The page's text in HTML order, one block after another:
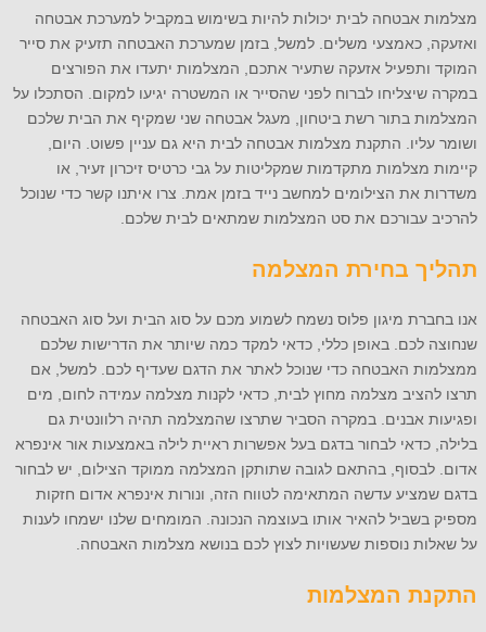
מצלמות אבטחה לבית יכולות להיות בשימוש במקביל למערכת אבטחה
ואזעקה, כאמצעי משלים. למשל, בזמן שמערכת האבטחה תזעיק את סייר
המוקד ותפעיל אזעקה שתעיר אתכם, המצלמות יתעדו את הפורצים
במקרה שיצליחו לברוח לפני שהסייר או המשטרה יגיעו למקום. הסתכלו על
המצלמות בתור רשת ביטחון, מעגל אבטחה שני שמקיף את הבית שלכם
ושומר עליו. התקנת מצלמות אבטחה לבית היא גם עניין פשוט. היום,
קיימות מצלמות מתקדמות שמקליטות על גבי כרטיס זיכרון זעיר, או
משדרות את הצילומים למחשב נייד בזמן אמת. צרו איתנו קשר כדי שנוכל
להרכיב עבורכם את סט המצלמות שמתאים לבית שלכם.
תהליך בחירת המצלמה
אנו בחברת מיגון פלוס נשמח לשמוע מכם על סוג הבית ועל סוג האבטחה
שנחוצה לכם. באופן כללי, כדאי למקד כמה שיותר את הדרישות שלכם
ממצלמות האבטחה כדי שנוכל לאתר את הדגם שעדיף לכם. למשל, אם
תרצו להציב מצלמה מחוץ לבית, כדאי לקנות מצלמה עמידה לחום, מים
ופגיעות אבנים. במקרה הסביר שתרצו שהמצלמה תהיה רלוונטית גם
בלילה, כדאי לבחור בדגם בעל אפשרות ראיית לילה באמצעות אור אינפרא
אדום. לבסוף, בהתאם לגובה שתותקן המצלמה ממוקד הצילום, יש לבחור
בדגם שמציע עדשה המתאימה לטווח הזה, ונורות אינפרא אדום חזקות
מספיק בשביל להאיר אותו בעוצמה הנכונה. המומחים שלנו ישמחו לענות
על שאלות נוספות שעשויות לצוץ לכם בנושא מצלמות האבטחה.
התקנת המצלמות